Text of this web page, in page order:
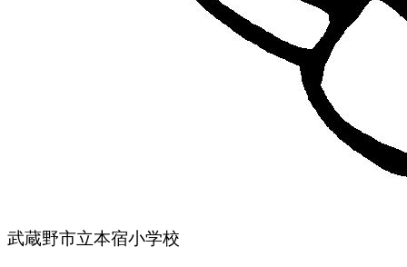
武蔵野市立本宿小学校